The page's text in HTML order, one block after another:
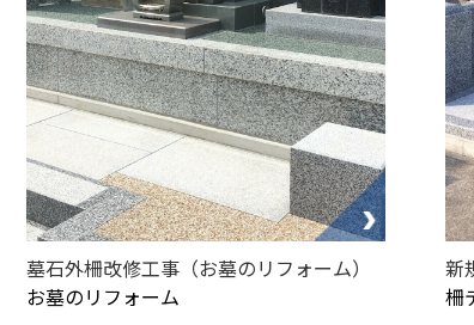
墓石外柵改修工事（お墓のリフォーム）
お墓のリフォーム
新
柵